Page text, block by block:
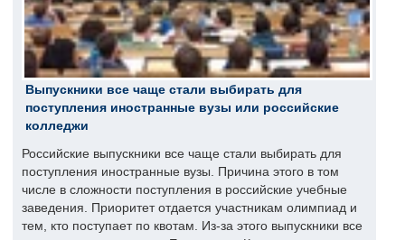
Выпускники все чаще стали выбирать для
поступления иностранные вузы или российские
колледжи
Российские выпускники все чаще стали выбирать для
поступления иностранные вузы. Причина этого в том
числе в сложности поступления в российские учебные
заведения. Приоритет отдается участникам олимпиад и
тем, кто поступает по квотам. Из-за этого выпускники все